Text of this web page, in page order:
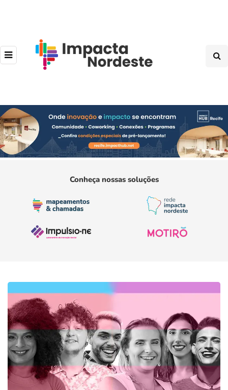
Conheça nossas soluções